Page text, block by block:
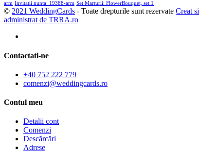
arm Invitatii nunta: 19388-arm Set Marturii: FlowerBouquet, set 1
© 2021 WeddingCards - Toate drepturile sunt rezervate Creat si
administrat de TRRA.ro
Contactati-ne
+40 752 222 779
comenzi@weddingcards.ro
Contul meu
Detalii cont
Comenzi
Descărcări
Adrese